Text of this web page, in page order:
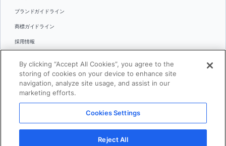
ブランドガイドライン
商標ガイドライン
採用情報
言語
日本語
© 2026 Docker Inc.全著作権所有
利用規約(英語)
プライバシー
By clicking “Accept All Cookies”, you agree to the
storing of cookies on your device to enhance site
navigation, analyze site usage, and assist in our
marketing efforts.
Cookies Settings
Reject All